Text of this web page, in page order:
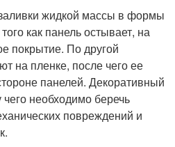
жидкой массы в формы
как панель остывает, на
покрытие. По другой
на пленке, после чего ее
панелей. Декоративный
необходимо беречь
повреждений и